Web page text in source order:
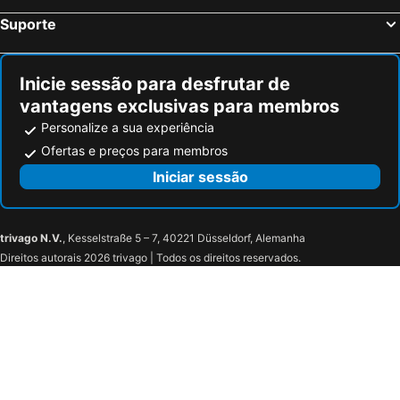
Suporte
Inicie sessão para desfrutar de
vantagens exclusivas para membros
Personalize a sua experiência
Ofertas e preços para membros
Iniciar sessão
trivago N.V., Kesselstraße 5 – 7, 40221 Düsseldorf, Alemanha
Direitos autorais 2026 trivago | Todos os direitos reservados.